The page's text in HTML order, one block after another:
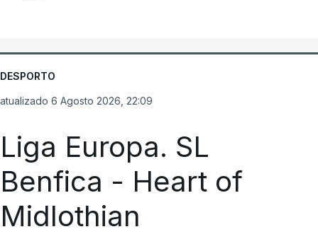
DESPORTO
atualizado 6 Agosto 2026, 22:09
Liga Europa. SL
Benfica - Heart of
Midlothian